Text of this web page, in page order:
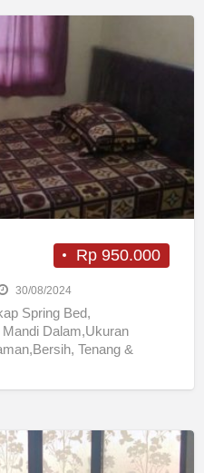
Rp 950.000
30/08/2024
Spring Bed,
Mandi Dalam,Ukuran
Tenang &